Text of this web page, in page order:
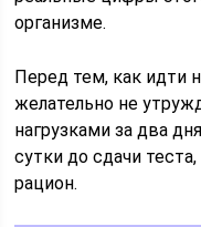
организме.
Перед тем, как идти
желательно не
нагрузками за два
сутки до сдачи
рацион.